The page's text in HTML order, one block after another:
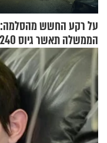
על רקע החשש מהסלמה:
אנשי מילואים